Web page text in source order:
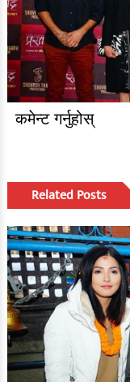
कमेन्ट गर्नुहोस्
Related Posts